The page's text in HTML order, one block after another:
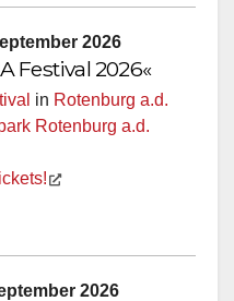
2026
Festival 2026«
in Rotenburg a.d.
Rotenburg a.d.
2026